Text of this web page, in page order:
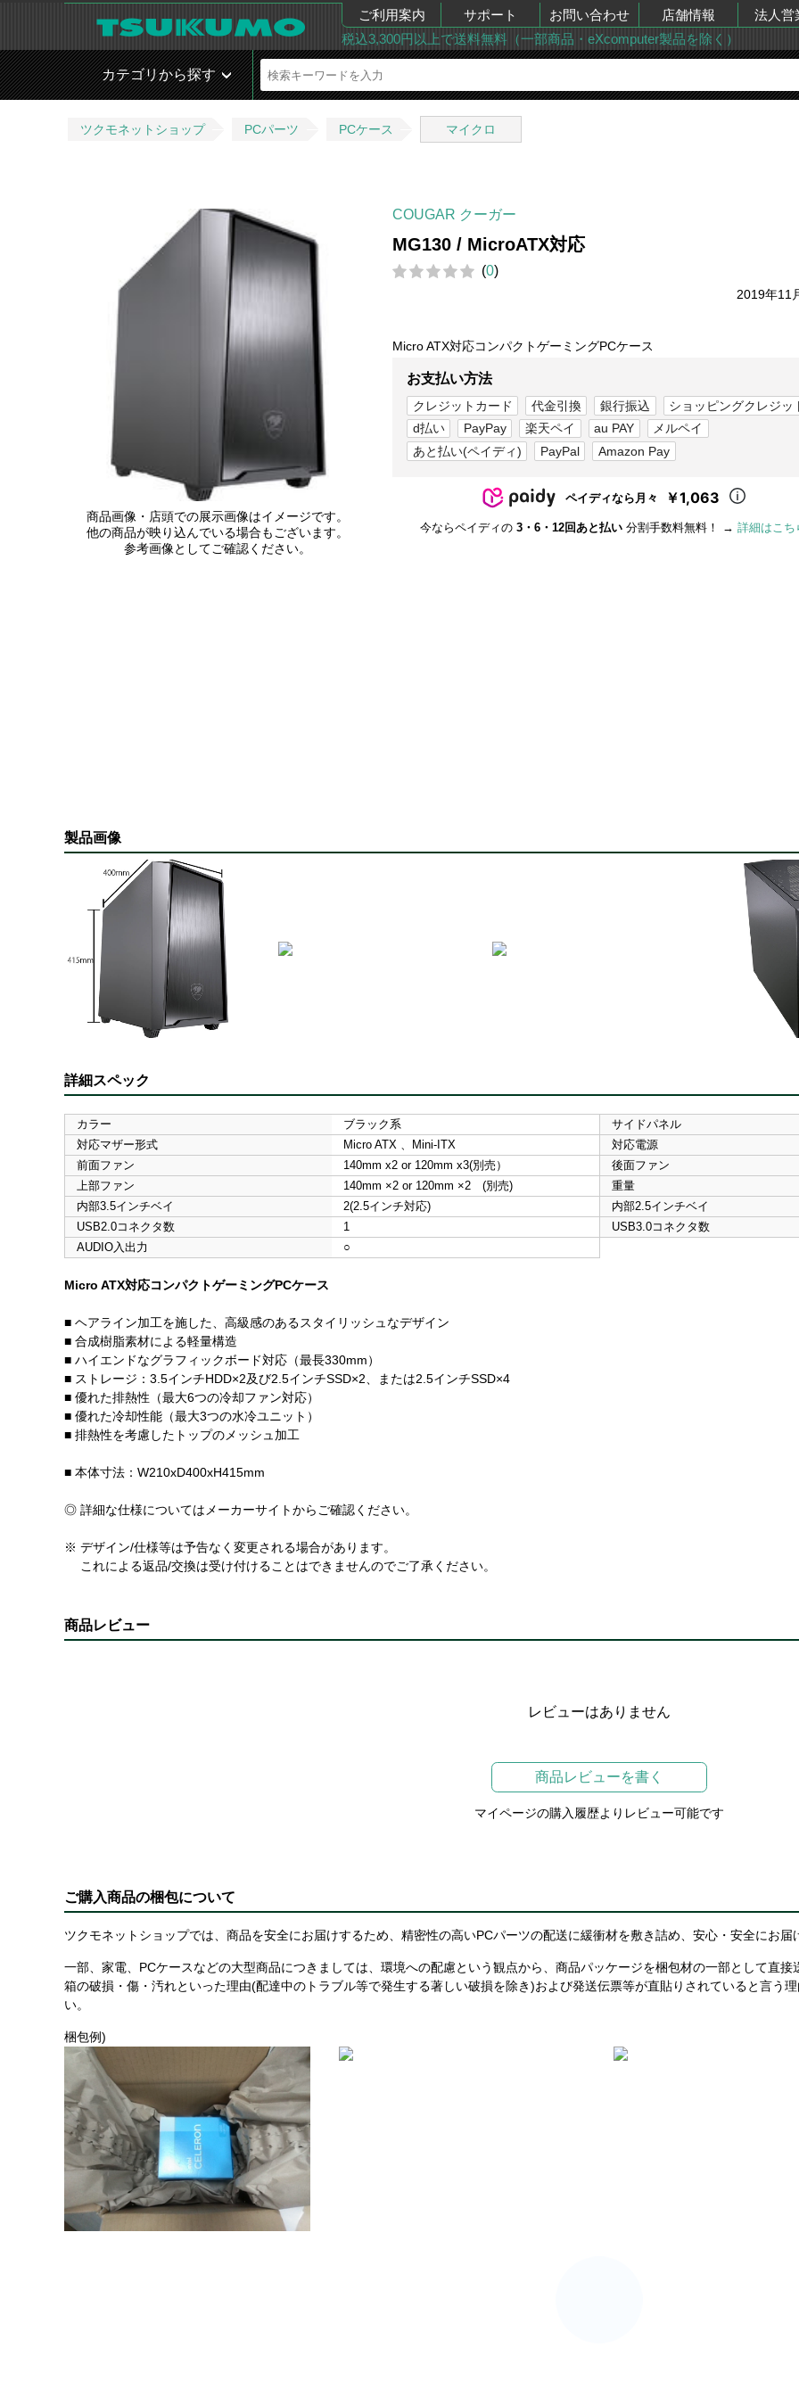
ご利用案内 サポート お問い合わせ 店舗情報
法人営
税込3,300円以上で送料無料（一部商品・eXcomputer製品を除く）
カテゴリから探す
ツクモネットショップ PCパーツ PCケース マイクロ
商品画像・店頭での展示画像はイメージです。
他の商品が映り込んでいる場合もございます。
参考画像としてご確認ください。
COUGAR クーガー
MG130 / MicroATX対応
(0)
2019年11
Micro ATX対応コンパクトゲーミングPCケース
お支払い方法
クレジットカード 代金引換 銀行振込
ショッピングクレジッ
d払い
PayPay 楽天ペイ au PAY
メルペイ
あと払い(ペイディ)
PayPal Amazon Pay
ペイディなら月々 ￥1,063
今ならペイディの 3・6・12回あと払い 分割手数料無料！ → 詳細はこち
製品画像
詳細スペック
カラー ブラック系
サイドパネル
対応マザー形式
Micro ATX 、Mini-ITX
対応電源
前面ファン
140mm x2 or 120mm x3(別売）
後面ファン
上部ファン
140mm ×2 or 120mm ×2 (別売)
重量
内部3.5インチベイ
2(2.5インチ対応)
内部2.5インチベイ
USB2.0コネクタ数
1
USB3.0コネクタ数
AUDIO入出力
○
Micro ATX対応コンパクトゲーミングPCケース
■ ヘアライン加工を施した、高級感のあるスタイリッシュなデザイン
■ 合成樹脂素材による軽量構造
■ ハイエンドなグラフィックボード対応（最長330mm）
■ ストレージ：3.5インチHDD×2及び2.5インチSSD×2、または2.5インチSSD×4
■ 優れた排熱性（最大6つの冷却ファン対応）
■ 優れた冷却性能（最大3つの水冷ユニット）
■ 排熱性を考慮したトップのメッシュ加工
■ 本体寸法：W210xD400xH415mm
◎ 詳細な仕様についてはメーカーサイトからご確認ください。
※ デザイン/仕様等は予告なく変更される場合があります。
これによる返品/交換は受け付けることはできませんのでご了承ください。
商品レビュー
レビューはありません
商品レビューを書く
マイページの購入履歴よりレビュー可能です
ご購入商品の梱包について
ツクモネットショップでは、商品を安全にお届けするため、精密性の高いPCパーツの配送に緩衝材を敷き詰め、安心・安全にお
一部、家電、PCケースなどの大型商品につきましては、環境への配慮という観点から、商品パッケージを梱包材の一部として直
箱の破損・傷・汚れといった理由(配達中のトラブル等で発生する著しい破損を除き)および発送伝票等が直貼りされていると言う
い。
梱包例)